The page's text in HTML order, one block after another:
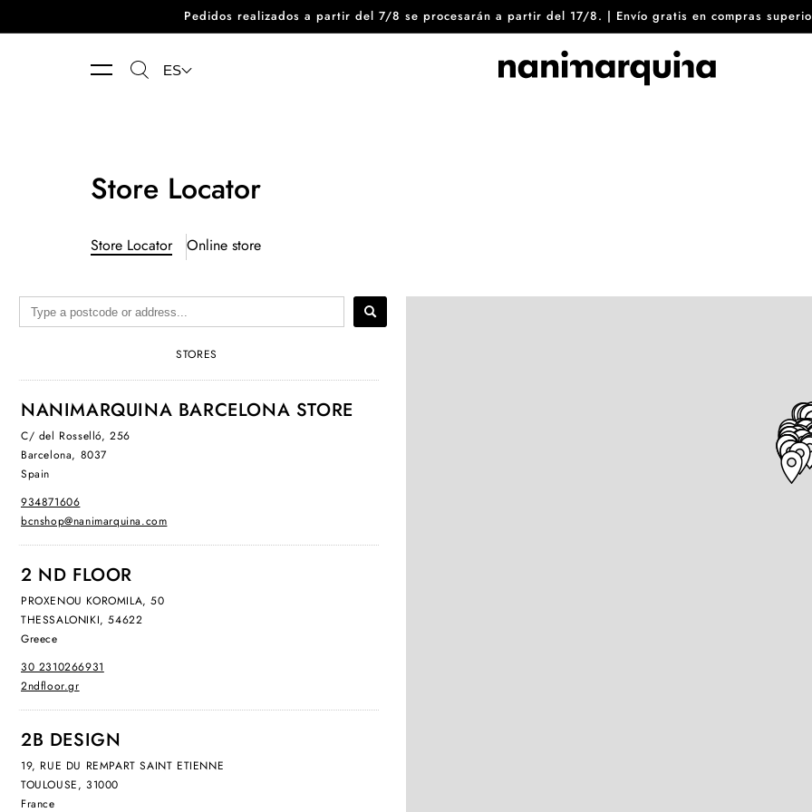
Ir directamente al contenidoPedidos realizados a partir del 7/8 se procesarán a partir del 17/8. | Envío gratis en compras
ES
Store Locator
Store Locator Online store
STORES
NANIMARQUINA BARCELONA STORE
C/ del Rosselló, 256
Barcelona, 8037
Spain
934871606
bcnshop@nanimarquina.com
2 ND FLOOR
PROXENOU KOROMILA, 50
THESSALONIKI, 54622
Greece
30 2310266931
2ndfloor.gr
2B DESIGN
19, RUE DU REMPART SAINT ETIENNE
TOULOUSE, 31000
France